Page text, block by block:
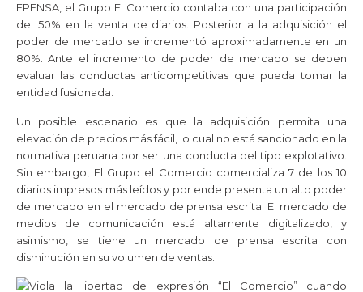
EPENSA, el Grupo El Comercio contaba con una participación
del 50% en la venta de diarios. Posterior a la adquisición el
poder de mercado se incrementó aproximadamente en un
80%. Ante el incremento de poder de mercado se deben
evaluar las conductas anticompetitivas que pueda tomar la
entidad fusionada.
Un posible escenario es que la adquisición permita una
elevación de precios más fácil, lo cual no está sancionado en la
normativa peruana por ser una conducta del tipo explotativo.
Sin embargo, El Grupo el Comercio comercializa 7 de los 10
diarios impresos más leídos y por ende presenta un alto poder
de mercado en el mercado de prensa escrita. El mercado de
medios de comunicación está altamente digitalizado, y
asimismo, se tiene un mercado de prensa escrita con
disminución en su volumen de ventas.